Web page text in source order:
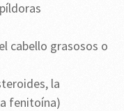
cabello grasosos o
la
fenitoína)